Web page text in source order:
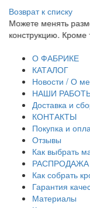
Возврат к списку
Можете менять
конструкцию. Кроме
О ФАБРИКЕ
КАТАЛОГ
Новости / О
НАШИ
Доставка и
КОНТАКТЫ
Покупка и
Отзывы
Как выбрать
РАСПРОДАЖА
Как собрать
Гарантия
Материалы